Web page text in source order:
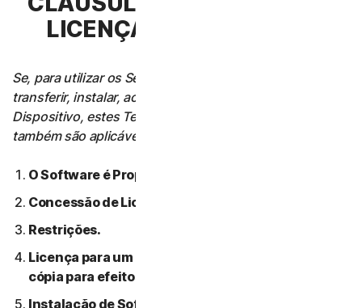
LICENÇA DE SOFTWARE
Se, para utilizar os Serviços, o Utilizador tiver de
transferir, instalar, aceder ou utilizar Software num
Dispositivo, estes Termos de Licença de Software
também são aplicáveis a essa utilização.
O Software é Propriedade da NortonLifeLock.
Concessão de Licença.
Restrições.
Licença para um único dispositivo: apenas uma
cópia para efeitos de backup ou arquivo permitida.
Instalação de Software.